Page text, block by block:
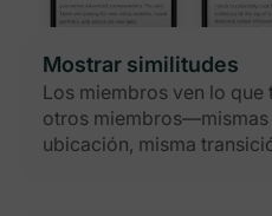
Mostrar similitudes
Los miembros ven lo que
otros miembros—mismas
ubicación, misma